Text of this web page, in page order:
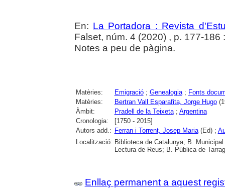
En: La Portadora : Revista
Falset, núm. 4 (2020) , p. 177-186
Notes a peu de pàgina.
Matèries: Emigració; Genealogia; Fonts
Matèries:
Bertran Vall Esparafita, Jorge Hugo
Àmbit:
Pradell de la Teixeta; Argentina
Cronologia:
[1750 - 2015]
Autors add.: Ferran i Torrent, Josep Maria(Ed) ;
Localització: Biblioteca de Catalunya; B.
Lectura de Reus; B. Pública de
Enllaç permanent a aquest